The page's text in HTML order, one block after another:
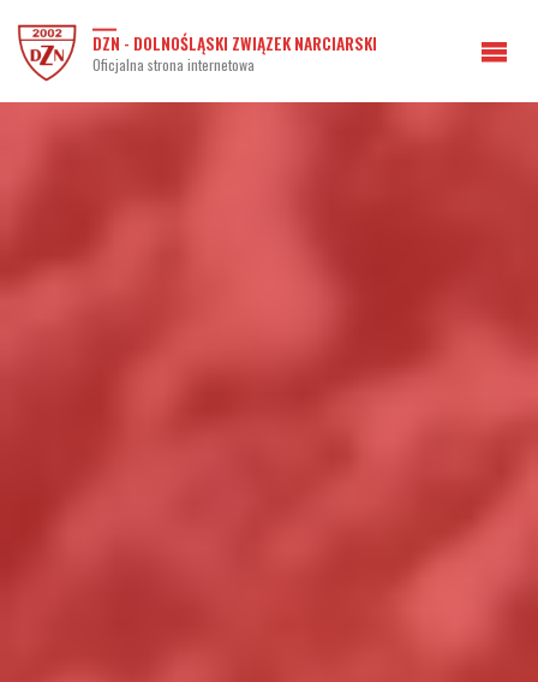
DZN - DOLNOŚLĄSKI ZWIĄZEK NARCIARSKI
Oficjalna strona internetowa